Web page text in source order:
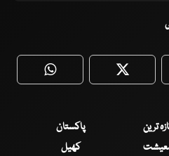
WhatsApp Twitter
ترین
پاکستان
کھیل